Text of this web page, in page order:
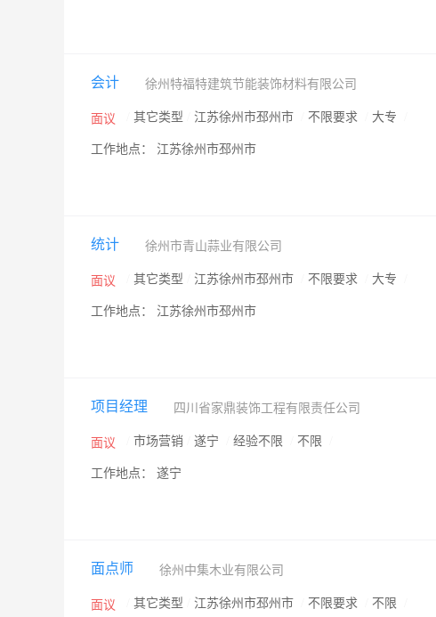
会计 徐州特福特建筑节能装饰材料有限公司
面议 其它类型 江苏徐州市邳州市 不限要求 大专
工作地点： 江苏徐州市邳州市
统计 徐州市青山蒜业有限公司
面议 其它类型 江苏徐州市邳州市 不限要求 大专
工作地点： 江苏徐州市邳州市
项目经理 四川省家鼎装饰工程有限责任公司
面议 市场营销 遂宁 经验不限 不限
工作地点： 遂宁
面点师 徐州中集木业有限公司
面议 其它类型 江苏徐州市邳州市 不限要求 不限